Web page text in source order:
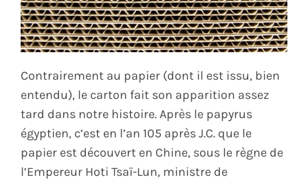
Contrairement au papier (dont il est issu, bien
entendu), le carton fait son apparition assez
tard dans notre histoire. Après le papyrus
égyptien, c’est en l’an 105 après J.C. que le
papier est découvert en Chine, sous le règne de
l’Empereur Hoti Tsaï-Lun, ministre de